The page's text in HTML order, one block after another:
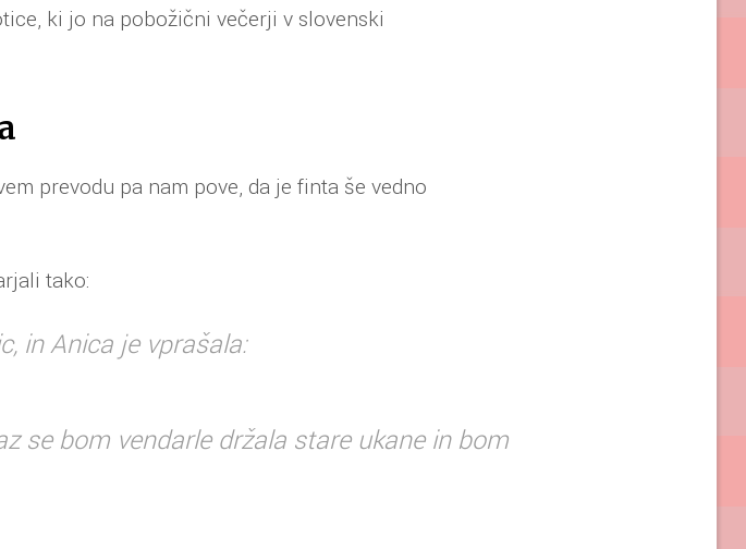
ki jo na pobožični večerji v slovenski
prevodu pa nam pove, da je finta še vedno
tako:
in Anica je vprašala:
se bom vendarle držala stare ukane in bom